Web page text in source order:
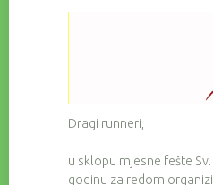
Dragi runneri,
u sklopu mjesne fešte
godinu za redom